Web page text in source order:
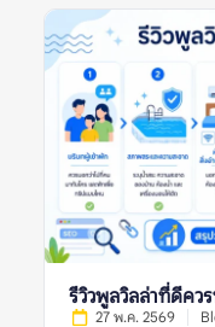
หรือรูปเดียว เพราะพูล
กลุ่มหนึ่งเสมอไป รายก
หมายถึงอะไร? รายกา
หมายถึงรายชื่อที่พักพูล
โดยอาจคัดจากทำเล ร
สะดวก หรือความเหมา
ก็ตาม คำว่า “แนะนำ”
ได้รับประกันว่าประสบ
เพราะผู้จองแต่ละกลุ่ม
ความต้องการใช้สระ คว
ความสะดวกในการเดิ
อ่านเห็นเกณฑ์การพิจา
ไม่มีเหตุผลประกอบ ยิ่ง
ครอบครัว […]
รีวิวพูลวิลล่าที่ดีคว
27 พ.ค. 2569